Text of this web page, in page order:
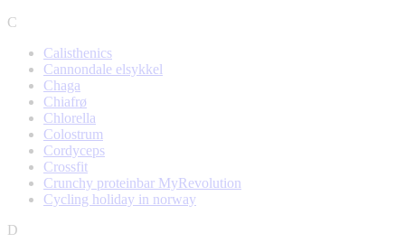
C
Calisthenics
Cannondale elsykkel
Chaga
Chiafrø
Chlorella
Colostrum
Cordyceps
Crossfit
Crunchy proteinbar MyRevolution
Cycling holiday in norway
D